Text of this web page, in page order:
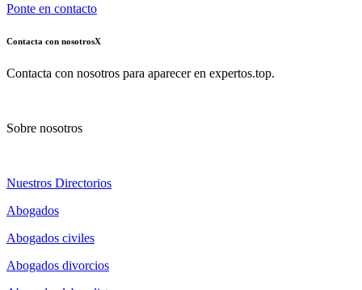
Ponte en contacto
Contacta con nosotrosX
Contacta con nosotros para aparecer en expertos.top.
Sobre nosotros
Nuestros Directorios
Abogados
Abogados civiles
Abogados divorcios